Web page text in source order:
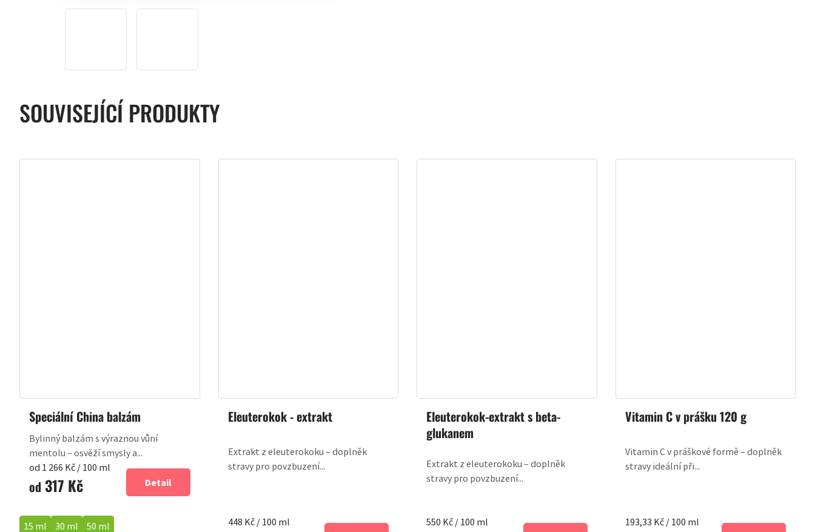
SOUVISEJÍCÍ PRODUKTY
Speciální China balzám
od 317 Kč
Měrná
cena:
od 1 266 Kč / 100 ml
Detail
Bylinný balzám s výraznou vůní
mentolu – osvěží smysly a...
15 ml 30 ml 50 ml
Eleuterokok - extrakt
Měrná
448 Kč / 100 ml
Extrakt z eleuterokoku – doplněk
stravy pro povzbuzení...
Eleuterokok-extrakt s beta-
glukanem
Měrná
550 Kč / 100 ml
Extrakt z eleuterokoku – doplněk
stravy pro povzbuzení...
Vitamin C v prášku 120 g
Měrná
193,33 Kč / 100 ml
Vitamin C v práškové formě – doplněk
stravy ideální při...